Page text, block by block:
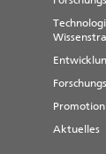
Promotion
Aktuelles